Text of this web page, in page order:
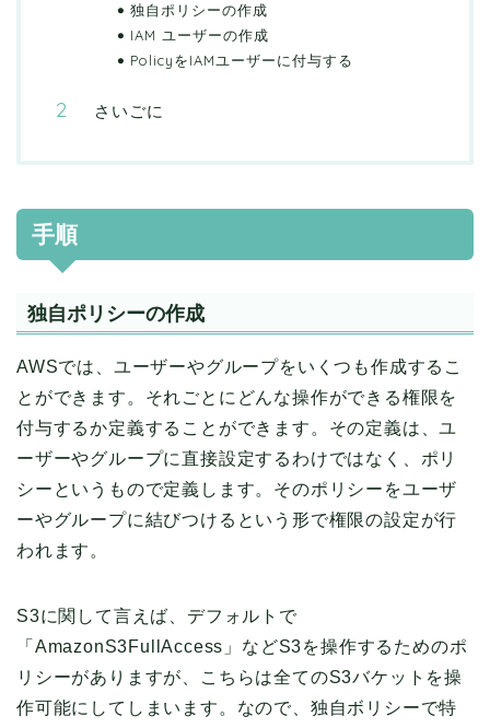
独自ポリシーの作成
IAM ユーザーの作成
PolicyをIAMユーザーに付与する
さいごに
手順
独自ポリシーの作成
AWSでは、ユーザーやグループをいくつも作成するこ
とができます。それごとにどんな操作ができる権限を
付与するか定義することができます。その定義は、ユ
ーザーやグループに直接設定するわけではなく、ポリ
シーというもので定義します。そのポリシーをユーザ
ーやグループに結びつけるという形で権限の設定が行
われます。
S3に関して言えば、デフォルトで
「AmazonS3FullAccess」などS3を操作するためのポ
リシーがありますが、こちらは全てのS3バケットを操
作可能にしてしまいます。なので、独自ボリシーで特